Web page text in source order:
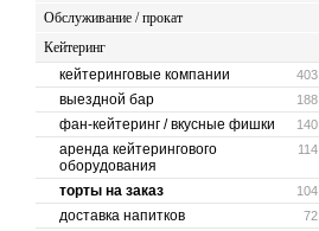
Обслуживание / прокат
Кейтеринг
403
кейтеринговые компании
188
выездной бар
140
фан-кейтеринг / вкусные фишки
114
аренда кейтерингового
оборудования
104
торты на заказ
72
доставка напитков